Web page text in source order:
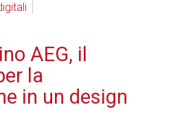
AEG, il
la
in un design